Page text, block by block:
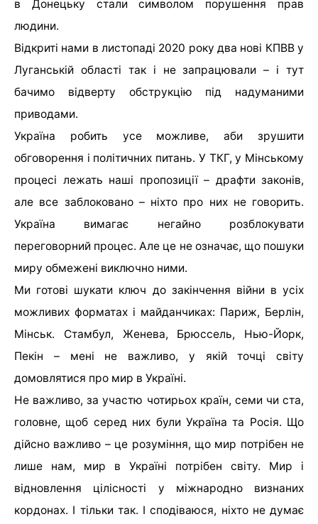
в Донецьку стали символом порушення прав
людини.
Відкриті нами в листопаді 2020 року два нові КПВВ у
Луганській області так і не запрацювали – і тут
бачимо відверту обструкцію під надуманими
приводами.
Україна робить усе можливе, аби зрушити
обговорення і політичних питань. У ТКГ, у Мінському
процесі лежать наші пропозиції – драфти законів,
але все заблоковано – ніхто про них не говорить.
Україна вимагає негайно розблокувати
переговорний процес. Але це не означає, що пошуки
миру обмежені виключно ними.
Ми готові шукати ключ до закінчення війни в усіх
можливих форматах і майданчиках: Париж, Берлін,
Мінськ. Стамбул, Женева, Брюссель, Нью-Йорк,
Пекін – мені не важливо, у якій точці світу
домовлятися про мир в Україні.
Не важливо, за участю чотирьох країн, семи чи ста,
головне, щоб серед них були Україна та Росія. Що
дійсно важливо – це розуміння, що мир потрібен не
лише нам, мир в Україні потрібен світу. Мир і
відновлення цілісності у міжнародно визнаних
кордонах. І тільки так. І сподіваюся, ніхто не думає